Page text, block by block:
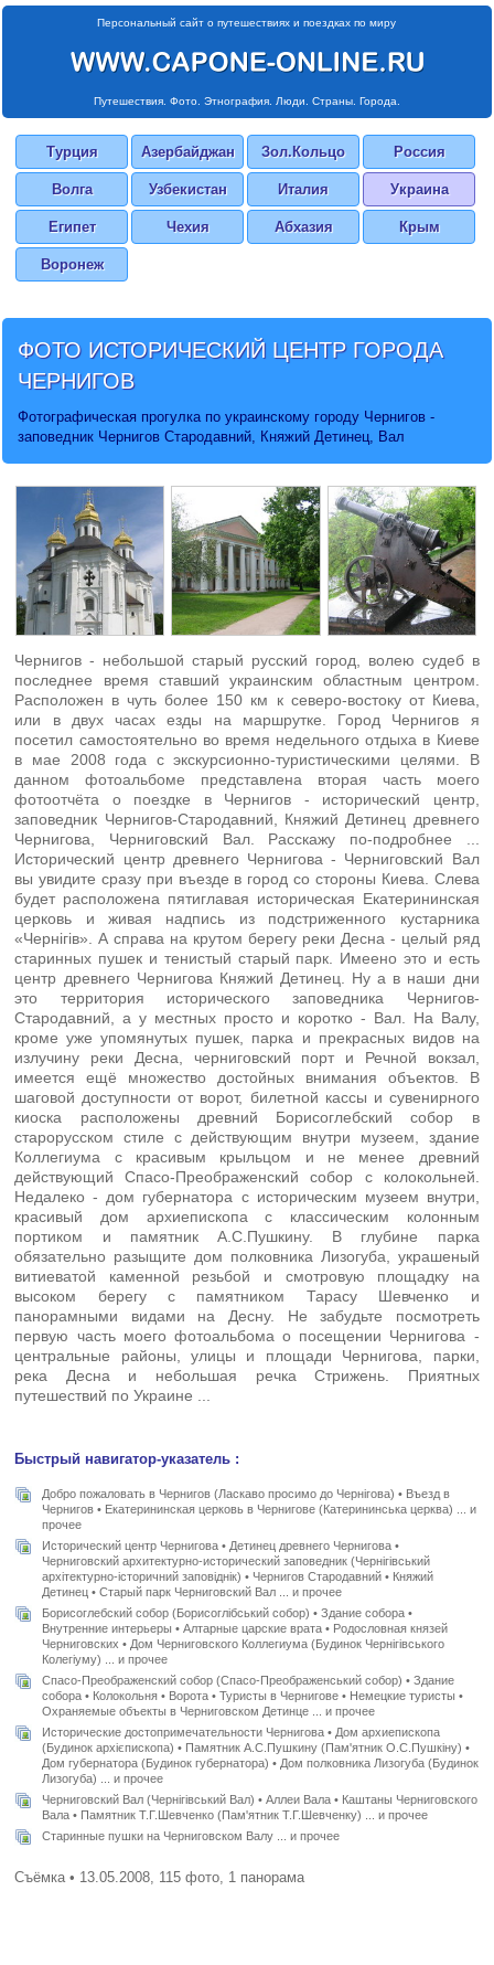
Персональный сайт о путешествиях и поездках по миру
Путешествия. Фото. Этнография. Люди. Страны. Города.
Турция Азербайджан Зол.Кольцо Россия
Волга Узбекистан Италия Украина
Египет Чехия Абхазия Крым
Воронеж
ФОТО ИСТОРИЧЕСКИЙ ЦЕНТР ГОРОДА
ЧЕРНИГОВ
Фотографическая прогулка по украинскому городу Чернигов -
заповедник Чернигов Стародавний, Княжий Детинец, Вал
Чернигов - небольшой старый русский город, волею судеб в
последнее время ставший украинским областным центром.
Расположен в чуть более 150 км к северо-востоку от Киева,
или в двух часах езды на маршрутке. Город Чернигов я
посетил самостоятельно во время недельного отдыха в Киеве
в мае 2008 года с экскурсионно-туристическими целями. В
данном фотоальбоме представлена вторая часть моего
фотоотчёта о поездке в Чернигов - исторический центр,
заповедник Чернигов-Стародавний, Княжий Детинец древнего
Чернигова, Черниговский Вал. Расскажу по-подробнее ...
Исторический центр древнего Чернигова - Черниговский Вал
вы увидите сразу при въезде в город со стороны Киева. Слева
будет расположена пятиглавая историческая Екатерининская
церковь и живая надпись из подстриженного кустарника
«Чернiгiв». А справа на крутом берегу реки Десна - целый ряд
старинных пушек и тенистый старый парк. Имеено это и есть
центр древнего Чернигова Княжий Детинец. Ну а в наши дни
это территория исторического заповедника Чернигов-
Стародавний, а у местных просто и коротко - Вал. На Валу,
кроме уже упомянутых пушек, парка и прекрасных видов на
излучину реки Десна, черниговский порт и Речной вокзал,
имеется ещё множество достойных внимания объектов. В
шаговой доступности от ворот, билетной кассы и сувенирного
киоска расположены древний Борисоглебский собор в
старорусском стиле с действующим внутри музеем, здание
Коллегиума с красивым крыльцом и не менее древний
действующий Спасо-Преображенский собор с колокольней.
Недалеко - дом губернатора с историческим музеем внутри,
красивый дом архиепископа с классическим колонным
портиком и памятник А.С.Пушкину. В глубине парка
обязательно разыщите дом полковника Лизогуба, украшеный
витиеватой каменной резьбой и смотровую площадку на
высоком берегу с памятником Тарасу Шевченко и
панорамными видами на Десну. Не забудьте посмотреть
первую часть моего фотоальбома о посещении Чернигова -
центральные районы, улицы и площади Чернигова, парки,
река Десна и небольшая речка Стрижень. Приятных
путешествий по Украине ...
Быстрый навигатор-указатель :
Добро пожаловать в Чернигов (Ласкаво просимо до Чернiгова) • Въезд в
Чернигов • Екатерининская церковь в Чернигове (Катерининська церква) ... и
прочее
Исторический центр Чернигова • Детинец древнего Чернигова •
Черниговский архитектурно-исторический заповедник (Чернiгiвський
архiтектурно-iсторичний заповiднiк) • Чернигов Стародавний • Княжий
Детинец • Старый парк Черниговский Вал ... и прочее
Борисоглебский собор (Борисоглiбський собор) • Здание собора •
Внутренние интерьеры • Алтарные царские врата • Родословная князей
Черниговских • Дом Черниговского Коллегиума (Будинок Чернiгiвського
Колегiуму) ... и прочее
Спасо-Преображенский собор (Спасо-Преображенський собор) • Здание
собора • Колокольня • Ворота • Туристы в Чернигове • Немецкие туристы •
Охраняемые объекты в Черниговском Детинце ... и прочее
Исторические достопримечательности Чернигова • Дом архиепископа
(Будинок архiєпископа) • Памятник А.С.Пушкину (Пам'ятник О.С.Пушкiну) •
Дом губернатора (Будинок губернатора) • Дом полковника Лизогуба (Будинок
Лизогуба) ... и прочее
Черниговский Вал (Чернiгiвський Вал) • Аллеи Вала • Каштаны Черниговского
Вала • Памятник Т.Г.Шевченко (Пам'ятник Т.Г.Шевченку) ... и прочее
Старинные пушки на Черниговском Валу ... и прочее
Съёмка • 13.05.2008, 115 фото, 1 панорама